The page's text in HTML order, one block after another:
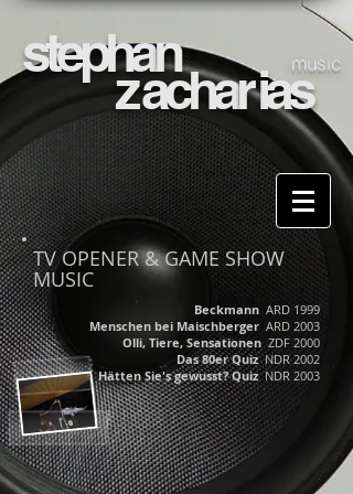
stephan
zachariasmusic
TV OPENER & GAME SHOW
MUSIC
Beckmann ARD 1999
Menschen bei Maischberger ARD 2003
Olli, Tiere, SensationenZDF 2000
Das 80er QuizNDR 2002
Hätten Sie's gewusst? QuizNDR 2003